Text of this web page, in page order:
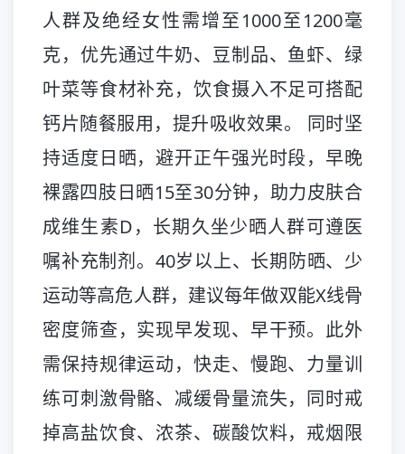
人群及绝经女性需增至1000至1200毫
克，优先通过牛奶、豆制品、鱼虾、绿
叶菜等食材补充，饮食摄入不足可搭配
钙片随餐服用，提升吸收效果。 同时坚
持适度日晒，避开正午强光时段，早晚
裸露四肢日晒15至30分钟，助力皮肤合
成维生素D，长期久坐少晒人群可遵医
嘱补充制剂。40岁以上、长期防晒、少
运动等高危人群，建议每年做双能X线骨
密度筛查，实现早发现、早干预。此外
需保持规律运动，快走、慢跑、力量训
练可刺激骨骼、减缓骨量流失，同时戒
掉高盐饮食、浓茶、碳酸饮料，戒烟限